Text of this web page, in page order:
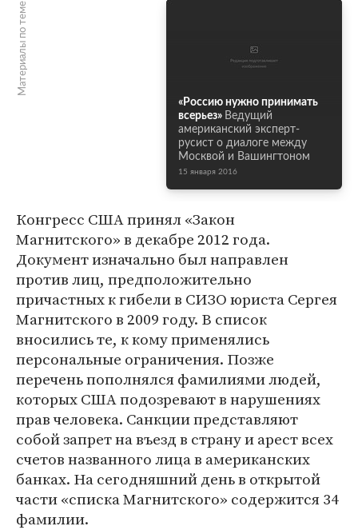
Материалы по теме
«Россию нужно принимать
всерьез» Ведущий
американский эксперт-
русист о диалоге между
Москвой и Вашингтоном
15 января 2016
Конгресс США принял «Закон
Магнитского» в декабре 2012 года.
Документ изначально был направлен
против лиц, предположительно
причастных к гибели в СИЗО юриста Сергея
Магнитского в 2009 году. В список
вносились те, к кому применялись
персональные ограничения. Позже
перечень пополнялся фамилиями людей,
которых США подозревают в нарушениях
прав человека. Санкции представляют
собой запрет на въезд в страну и арест всех
счетов названного лица в американских
банках. На сегодняшний день в открытой
части «списка Магнитского» содержится 34
фамилии.